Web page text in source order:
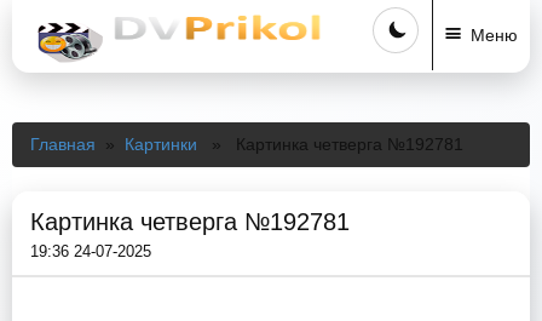
Меню
Главная » Картинки » Картинка четверга №192781
Картинка четверга №192781
19:36 24-07-2025